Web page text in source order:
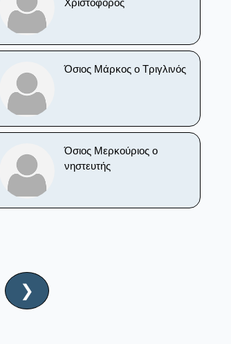
Χριστόφορος
Όσιος Μάρκος ο Τριγλινός
Όσιος Μερκούριος ο
νηστευτής
❯